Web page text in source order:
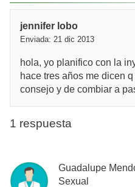
jennifer lobo
Enviada: 21 dic 2013
hola, yo planifico con la
hace tres años me dicen
consejo y de combiar a
1 respuesta
Guadalupe
Sexual